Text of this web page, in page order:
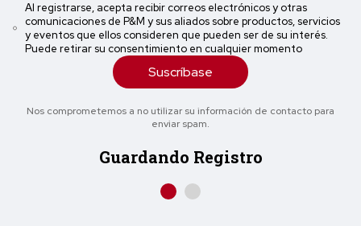
Al registrarse, acepta recibir correos electrónicos y otras
comunicaciones de P&M y sus aliados sobre productos, servicios
y eventos que ellos consideren que pueden ser de su interés.
Puede retirar su consentimiento en cualquier momento
Suscríbase
Nos comprometemos a no utilizar su información de contacto para
enviar spam.
Guardando Registro